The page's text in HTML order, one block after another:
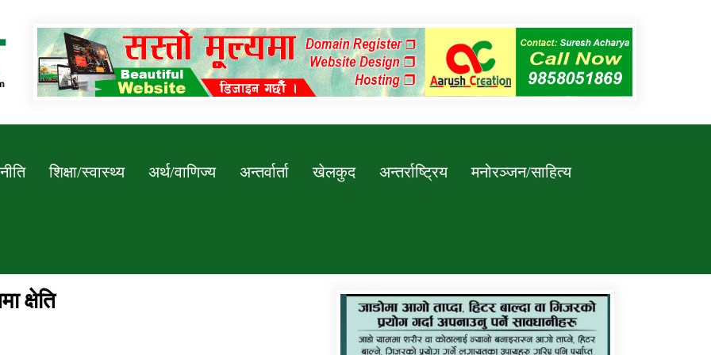
Newssarokar
शिक्षा/स्वास्थ्य अर्थ/वाणिज्य अन्तर्वार्ता खेलकुद अन्तर्राष्ट्रिय मनोरञ्जन/साहित्य
कर्णाली प्रविधि शिक्षालय जुम्लाको सुचना
क्षेति